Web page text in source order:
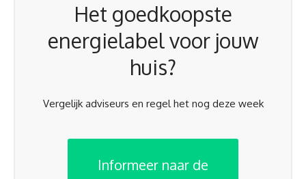
Het goedkoopste
energielabel voor jouw
huis?
Vergelijk adviseurs en regel het nog deze week
Informeer naar de